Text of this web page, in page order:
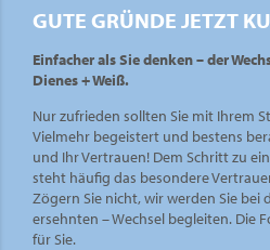
GUTE GRÜNDE JETZT
Einfacher als Sie denken – der
Dienes + Weiß.
Nur zufrieden sollten Sie mit Ihrem
Vielmehr begeistert und bestens
und Ihr Vertrauen! Dem Schritt zu
steht häufig das besondere
Zögern Sie nicht, wir werden Sie bei
ersehnten – Wechsel begleiten. Die
für Sie.